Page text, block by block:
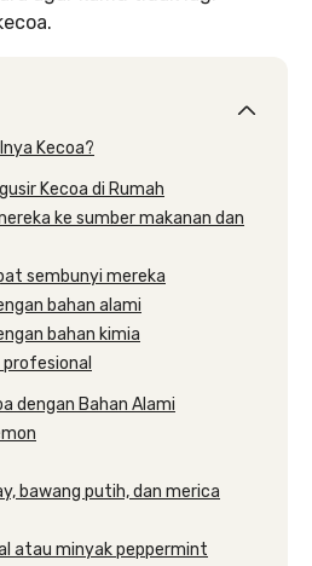
Kecoa?
Kecoa di Rumah
ke sumber makanan dan
sembunyi mereka
bahan alami
bahan kimia
dengan Bahan Alami
bawang putih, dan merica
atau minyak peppermint